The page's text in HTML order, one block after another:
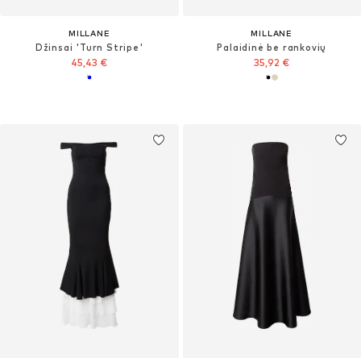
MILLANE
Džinsai 'Turn Stripe'
45,43 €
MILLANE
Palaidinė be rankovių
35,92 €